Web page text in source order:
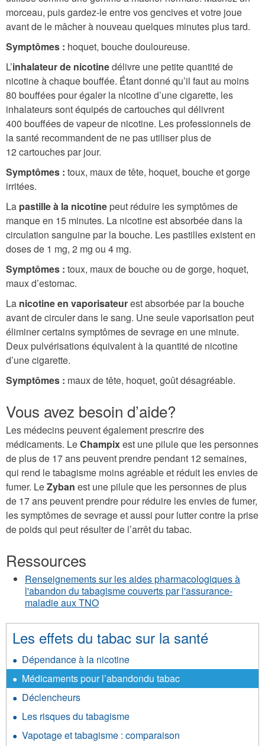
morceau, puis gardez-le entre vos gencives et votre joue
avant de le mâcher à nouveau quelques minutes plus tard.
Symptômes : hoquet, bouche douloureuse.
L’inhalateur de nicotinedélivre une petite quantité de
nicotine à chaque bouffée. Étant donné qu’il faut au moins
80 bouffées pour égaler la nicotine d’une cigarette, les
inhalateurs sont équipés de cartouches qui délivrent
400 bouffées de vapeur de nicotine. Les professionnels de
la santé recommandent de ne pas utiliser plus de
12 cartouches par jour.
Symptômes : toux, maux de tête, hoquet, bouche et gorge
irritées.
La pastille à la nicotinepeut réduire les symptômes de
manque en 15 minutes. La nicotine est absorbée dans la
circulation sanguine par la bouche. Les pastilles existent en
doses de 1 mg, 2 mg ou 4 mg.
Symptômes : toux, maux de bouche ou de gorge, hoquet,
maux d’estomac.
La nicotine en vaporisateurest absorbée par la bouche
avant de circuler dans le sang. Une seule vaporisation peut
éliminer certains symptômes de sevrage en une minute.
Deux pulvérisations équivalent à la quantité de nicotine
d’une cigarette.
Symptômes : maux de tête, hoquet, goût désagréable.
Vous avez besoin d’aide?
Les médecins peuvent également prescrire des
médicaments. LeChampixest une pilule que les personnes
de plus de 17 ans peuvent prendre pendant 12 semaines,
qui rend le tabagisme moins agréable et réduit les envies de
fumer. LeZyban est une pilule que les personnes de plus
de 17 ans peuvent prendre pour réduire les envies de fumer,
les symptômes de sevrage et aussi pour lutter contre la prise
de poids qui peut résulter de l’arrêt du tabac.
Ressources
Renseignements sur les aides pharmacologiques à
l'abandon du tabagisme couverts par l'assurance-
maladie aux TNO
Les effets du tabac sur la santé
Dépendance à la nicotine
Médicaments pour l’abandondu tabac
Déclencheurs
Les risques du tabagisme
Vapotage et tabagisme : comparaison